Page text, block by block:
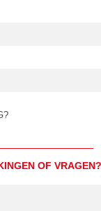
OF VRAGEN?